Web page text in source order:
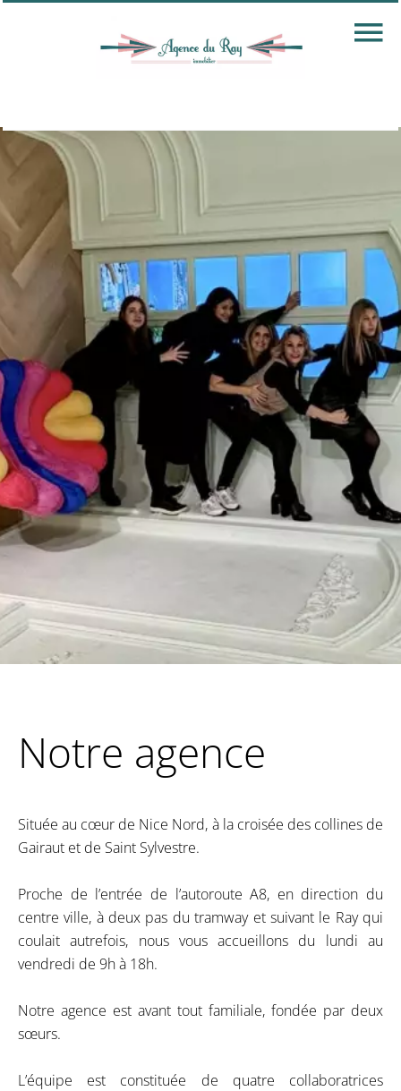
Notre agence
Située au cœur de Nice Nord, à la croisée des collines de
Gairaut et de Saint Sylvestre.
Proche de l’entrée de l’autoroute A8, en direction du
centre ville, à deux pas du tramway et suivant le Ray qui
coulait autrefois, nous vous accueillons du lundi au
vendredi de 9h à 18h.
Notre agence est avant tout familiale, fondée par deux
sœurs.
L’équipe est constituée de quatre collaboratrices